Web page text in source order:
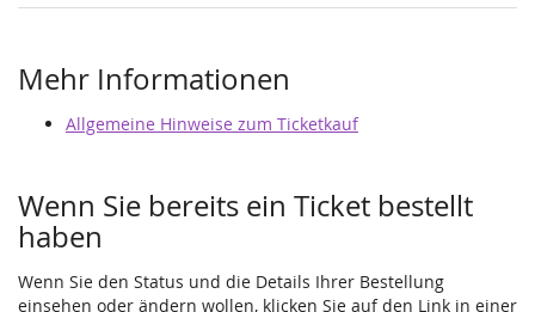
Mehr Informationen
Allgemeine Hinweise zum Ticketkauf
Wenn Sie bereits ein Ticket bestellt
haben
Wenn Sie den Status und die Details Ihrer Bestellung
einsehen oder ändern wollen, klicken Sie auf den Link in einer